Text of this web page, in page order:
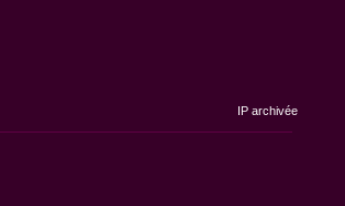
IP archivée